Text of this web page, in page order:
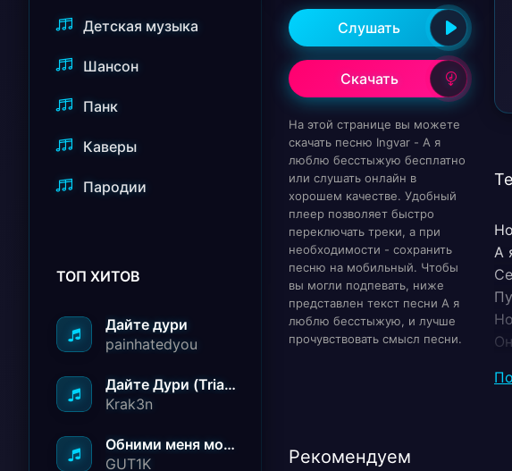
Детская музыка
Шансон
Панк
Каверы
Пародии
ТОП ХИТОВ
Дайте дури
painhatedyou
Дайте Дури (Triad Remix)
Krak3n
Обними меня молча ничего не говори
GUT1K
Слушать
Скачать
На этой странице вы можете
скачать песню Ingvar - А я
люблю бесстыжую бесплатно
или слушать онлайн в
хорошем качестве. Удобный
плеер позволяет быстро
переключать треки, а при
необходимости - сохранить
песню на мобильный. Чтобы
вы могли подпевать, ниже
представлен текст песни А я
люблю бесстыжую, и лучше
прочувствовать смысл песни.
А
И
Рекомендуем